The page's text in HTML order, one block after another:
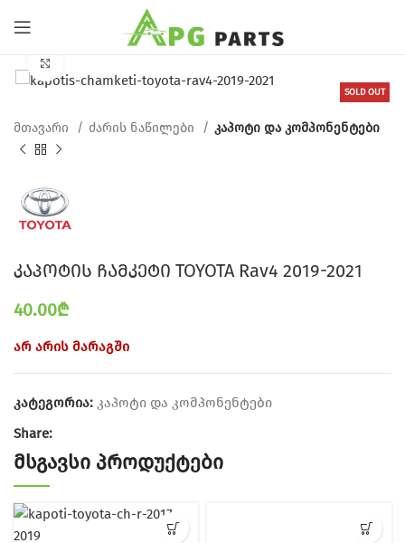
SOLD OUT
მთავარი ძარის ნაწილები კაპოტი და კომპონენტები
კაპოტის ჩამკეტი TOYOTA Rav4 2019-2021
40.00₾
არ არის მარაგში
კატეგორია: კაპოტი და კომპონენტები
Share:
ᲛᲡᲒᲐᲕᲡᲘ ᲞᲠᲝᲓᲣᲥᲢᲔᲑᲘ